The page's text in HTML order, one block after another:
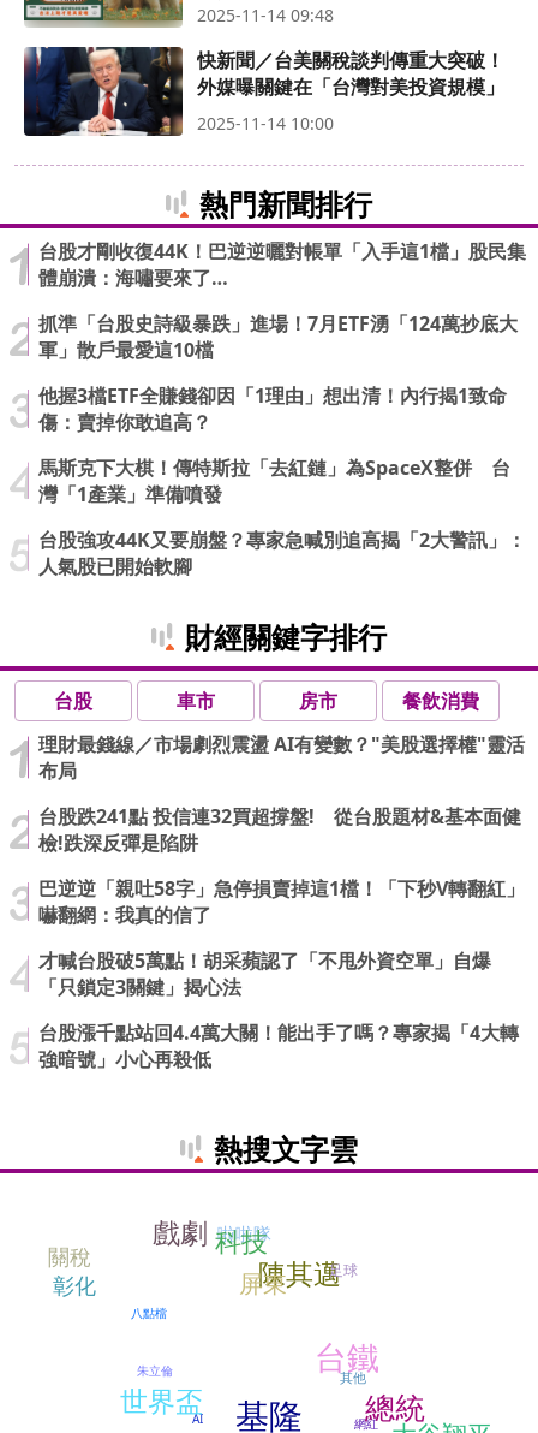
2025-11-14 09:48
快新聞／台美關稅談判傳重大突破！
外媒曝關鍵在「台灣對美投資規模」
2025-11-14 10:00
熱門新聞排行
台股才剛收復44K！巴逆逆曬對帳單「入手這1檔」股民集
體崩潰：海嘯要來了…
抓準「台股史詩級暴跌」進場！7月ETF湧「124萬抄底大
軍」散戶最愛這10檔
他握3檔ETF全賺錢卻因「1理由」想出清！內行揭1致命
傷：賣掉你敢追高？
馬斯克下大棋！傳特斯拉「去紅鏈」為SpaceX整併 台
灣「1產業」準備噴發
台股強攻44K又要崩盤？專家急喊別追高揭「2大警訊」：
人氣股已開始軟腳
財經關鍵字排行
台股 車市 房市
餐飲消費
理財最錢線／市場劇烈震盪 AI有變數？"美股選擇權"靈活
布局
台股跌241點 投信連32買超撐盤! 從台股題材&基本面健
檢!跌深反彈是陷阱
巴逆逆「親吐58字」急停損賣掉這1檔！「下秒V轉翻紅」
嚇翻網：我真的信了
才喊台股破5萬點！胡采蘋認了「不甩外資空單」自爆
「只鎖定3關鍵」揭心法
台股漲千點站回4.4萬大關！能出手了嗎？專家揭「4大轉
強暗號」小心再殺低
熱搜文字雲
其他
啦啦隊
戲劇
陳其邁
AI
屏東
彰化
台鐵
世界盃
八點檔
科技
網紅
足球
朱立倫
基隆 總統
關稅